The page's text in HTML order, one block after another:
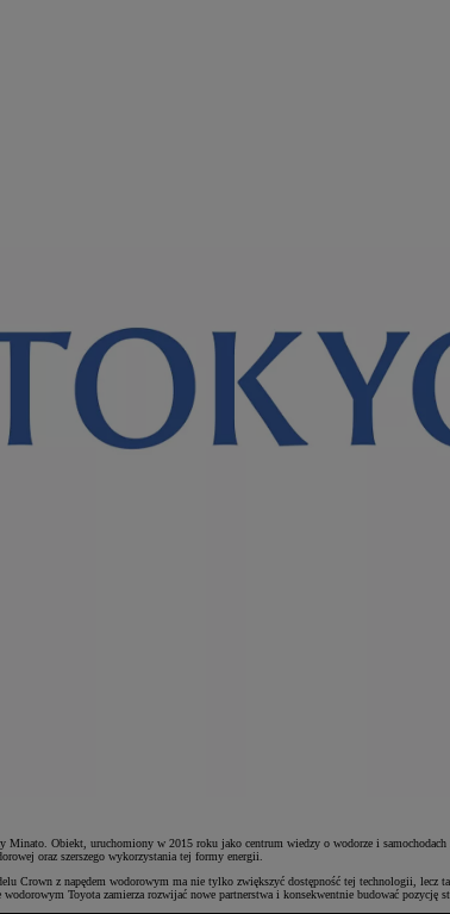
Obiekt, uruchomiony w 2015 roku jako centrum wiedzy o wodorze i
oraz szerszego wykorzystania tej formy energii.
Crown z napędem wodorowym ma nie tylko zwiększyć dostępność tej technologii, lecz
Toyota zamierza rozwijać nowe partnerstwa i konsekwentnie budować